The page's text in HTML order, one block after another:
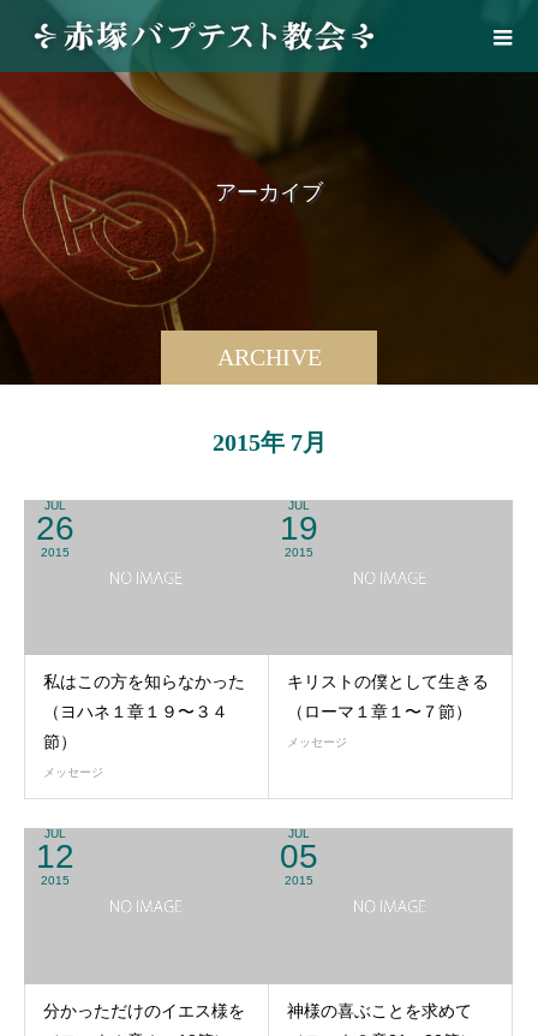
ARCHIVE
アーカイブ
2015年 7月
JUL
26
2015
私はこの方を知らなかった
（ヨハネ１章１９〜３４
節）
メッセージ
JUL
19
2015
キリストの僕として生きる
（ローマ１章１〜７節）
メッセージ
JUL
12
2015
分かっただけのイエス様を
JUL
05
2015
神様の喜ぶことを求めて